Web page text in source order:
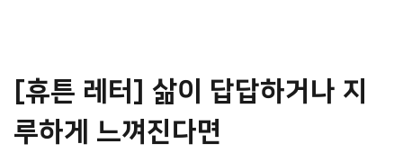
[휴튼 레터] 삶이 답답하거나 지
루하게 느껴진다면